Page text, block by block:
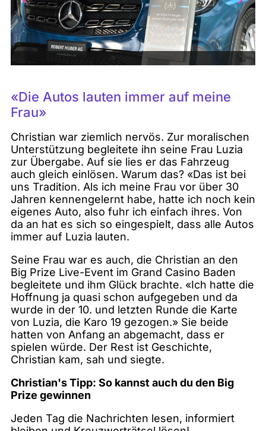
«Die Autos lauten immer auf meine
Frau»
Christian war ziemlich nervös. Zur moralischen
Unterstützung begleitete ihn seine Frau Luzia
zur Übergabe. Auf sie lies er das Fahrzeug
auch gleich einlösen. Warum das? «Das ist bei
uns Tradition. Als ich meine Frau vor über 30
Jahren kennengelernt habe, hatte ich noch kein
eigenes Auto, also fuhr ich einfach ihres. Von
da an hat es sich so eingespielt, dass alle Autos
immer auf Luzia lauten.
Seine Frau war es auch, die Christian an den
Big Prize Live-Event im Grand Casino Baden
begleitete und ihm Glück brachte. «Ich hatte die
Hoffnung ja quasi schon aufgegeben und da
wurde in der 10. und letzten Runde die Karte
von Luzia, die Karo 19 gezogen.» Sie beide
hatten von Anfang an abgemacht, dass er
spielen würde. Der Rest ist Geschichte,
Christian kam, sah und siegte.
Christian's Tipp: So kannst auch du den Big
Prize gewinnen
Jeden Tag die Nachrichten lesen, informiert